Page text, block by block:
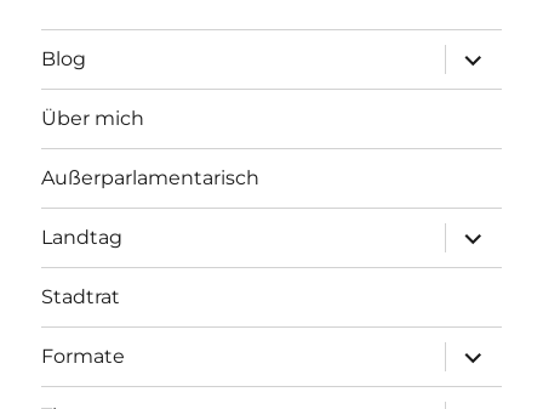
Blog
öffnen
Über mich
Außerparlamentarisch
Landtag
öffnen
Stadtrat
Formate
öffnen